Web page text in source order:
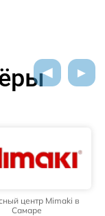
центр Mimaki в
Самаре